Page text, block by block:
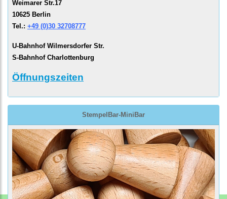
Weimarer Str.17
10625 Berlin
Tel.: +49 (0)30 32708777
U-Bahnhof Wilmersdorfer Str.
S-Bahnhof Charlottenburg
Öffnungszeiten
StempelBar-MiniBar